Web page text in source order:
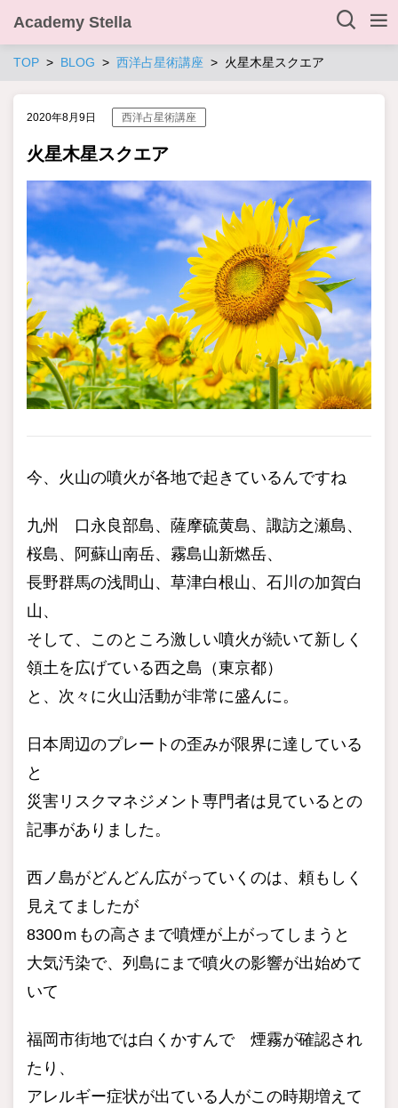
Academy Stella
TOP BLOG 西洋占星術講座 火星木星スクエア
2020年8月9日 西洋占星術講座
火星木星スクエア
今、火山の噴火が各地で起きているんですね
九州 口永良部島、薩摩硫黄島、諏訪之瀬島、
桜島、阿蘇山南岳、霧島山新燃岳、
長野群馬の浅間山、草津白根山、石川の加賀白
山、
そして、このところ激しい噴火が続いて新しく
領土を広げている西之島（東京都）
と、次々に火山活動が非常に盛んに。
日本周辺のプレートの歪みが限界に達している
と
災害リスクマネジメント専門者は見ているとの
記事がありました。
西ノ島がどんどん広がっていくのは、頼もしく
見えてましたが
8300ｍもの高さまで噴煙が上がってしまうと
大気汚染で、列島にまで噴火の影響が出始めて
いて
福岡市街地では白くかすんで 煙霧が確認され
たり、
アレルギー症状が出ている人がこの時期増えて